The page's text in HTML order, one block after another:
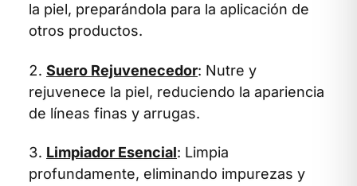
la piel, preparándola para la aplicación de
otros productos.
Suero Rejuvenecedor: Nutre y
rejuvenece la piel, reduciendo la apariencia
de líneas finas y arrugas.
Limpiador Esencial: Limpia
profundamente, eliminando impurezas y